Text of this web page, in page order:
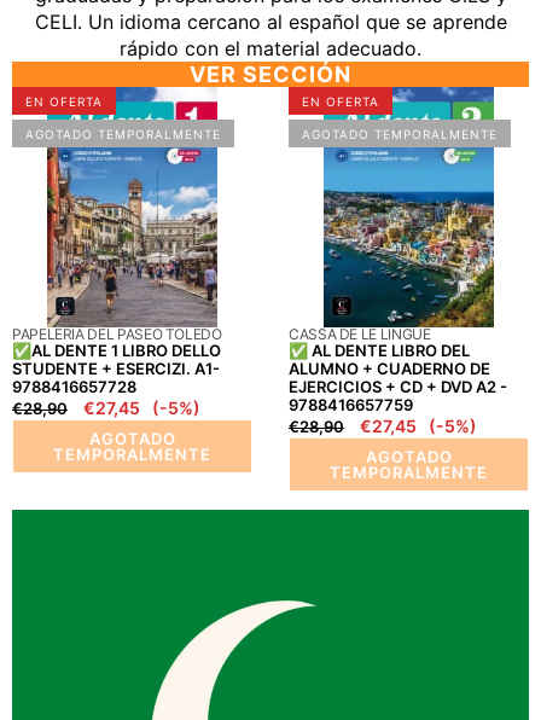
CELI. Un idioma cercano al español que se aprende
rápido con el material adecuado.
VER SECCIÓN
✅AL
DENTE
1
LIBRO
DELLO
STUDENTE
ESERCIZI.
9788416657728
EN OFERTA
AGOTADO TEMPORALMENTE
PROVEEDOR:
PAPELERIA DEL PASEO TOLEDO
✅AL DENTE 1 LIBRO DELLO
STUDENTE + ESERCIZI. A1-
9788416657728
Precio
€28,90
Precio
en
oferta
€27,45 (-5%)
AGOTADO
TEMPORALMENTE
✅
AL
DENTE
DEL
ALUMNO
CUADERNO
EJERCICIOS
+
CD
+
DVD
-
EN OFERTA
AGOTADO TEMPORALMENTE
PROVEEDOR:
CASSA DE LE LINGUE
✅ AL DENTE LIBRO DEL
ALUMNO + CUADERNO DE
EJERCICIOS + CD + DVD A2 -
9788416657759
Precio
€28,90
Precio
en
oferta
€27,45 (-5%)
AGOTADO
TEMPORALMENTE